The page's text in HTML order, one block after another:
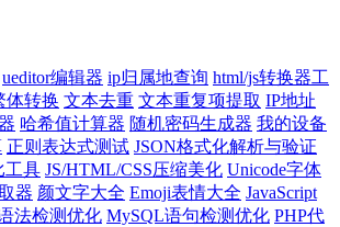
ueditor编辑器 ip归属地查询 html/js转换器工
体转换 文本去重 文本重复项提取 IP地址
哈希值计算器 随机密码生成器 我的设备
正则表达式测试 JSON格式化解析与验证
工具 JS/HTML/CSS压缩美化 Unicode字体
器 颜文字大全 Emoji表情大全 JavaScript
法检测优化 MySQL语句检测优化 PHP代